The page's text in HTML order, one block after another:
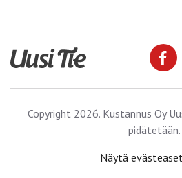
Copyright 2026. Kustannus Oy
pidätetään.
Näytä